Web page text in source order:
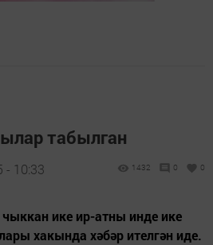
табылган
- 10:33 1432 0 0
ике ир-атны инде ике
хакында хәбәр ителгән иде.